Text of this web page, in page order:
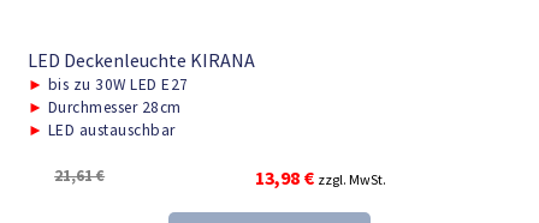
LED Deckenleuchte KIRANA
► bis zu 30W LED E27
► Durchmesser 28cm
► LED austauschbar
21,61€
Ursprünglicher
Preis
13,98 €Aktueller
Preis
zzgl. MwSt.